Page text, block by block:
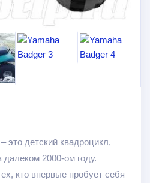
это детский квадроцикл,
2000-ом году.
кто впервые пробует себя